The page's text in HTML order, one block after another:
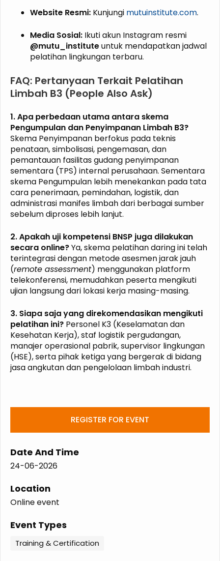
Website Resmi: Kunjungi mutuinstitute.com.
Media Sosial: Ikuti akun Instagram resmi
@mutu_instituteuntuk mendapatkan jadwal
pelatihan lingkungan terbaru.
FAQ: Pertanyaan Terkait Pelatihan
Limbah B3 (People Also Ask)
1. Apa perbedaan utama antara skema
Pengumpulan dan Penyimpanan Limbah B3?
Skema Penyimpanan berfokus pada teknis
penataan, simbolisasi, pengemasan, dan
pemantauan fasilitas gudang penyimpanan
sementara (TPS) internal perusahaan. Sementara
skema Pengumpulan lebih menekankan pada tata
cara penerimaan, pemindahan, logistik, dan
administrasi manifes limbah dari berbagai sumber
sebelum diproses lebih lanjut.
2. Apakah uji kompetensi BNSP juga dilakukan
secara online?Ya, skema pelatihan daring ini telah
terintegrasi dengan metode asesmen jarak jauh
(remote assessment) menggunakan platform
telekonferensi, memudahkan peserta mengikuti
ujian langsung dari lokasi kerja masing-masing.
3. Siapa saja yang direkomendasikan mengikuti
pelatihan ini? Personel K3 (Keselamatan dan
Kesehatan Kerja), staf logistik pergudangan,
manajer operasional pabrik, supervisor lingkungan
(HSE), serta pihak ketiga yang bergerak di bidang
jasa angkutan dan pengelolaan limbah industri.
REGISTER FOR EVENT
Date And Time
24-06-2026
Location
Online event
Event Types
Training & Certification